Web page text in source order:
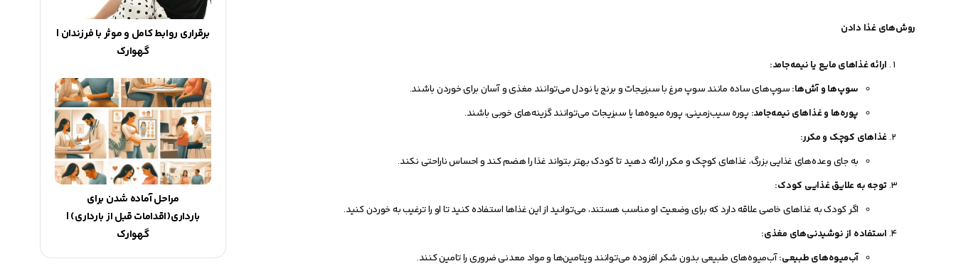
روش‌های غذا دادن
ارائه غذاهای مایع یا نیمه‌جامد:
سوپ‌ها و آش‌ها: سوپ‌های ساده مانند سوپ مرغ با سبزیجات و برنج یا نودل می‌توانند مغذی و آسان برای خوردن باشند.
پوره‌ها و غذاهای نیمه‌جامد: پوره سیب‌زمینی، پوره میوه‌ها یا سبزیجات می‌توانند گزینه‌های خوبی باشند.
غذاهای کوچک و مکرر:
به جای وعده‌های غذایی بزرگ، غذاهای کوچک و مکرر ارائه دهید تا کودک بهتر بتواند غذا را هضم کند و احساس ناراحتی نکند.
توجه به علایق غذایی کودک:
اگر کودک به غذاهای خاصی علاقه دارد که برای وضعیت او مناسب هستند، می‌توانید از این غذاها استفاده کنید تا او را ترغیب به خوردن کنید.
استفاده از نوشیدنی‌های مغذی:
آب‌میوه‌های طبیعی:آب‌میوه‌های طبیعی بدون شکر افزوده می‌توانند ویتامین‌ها و مواد معدنی ضروری را تامین کنند.
برقراری روابط کامل و موثر با فرزندان |
گهوارک
مراحل آماده شدن برای
بارداری(اقدامات قبل از بارداری) |
گهوارک